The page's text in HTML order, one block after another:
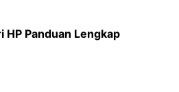
HP Panduan Lengkap